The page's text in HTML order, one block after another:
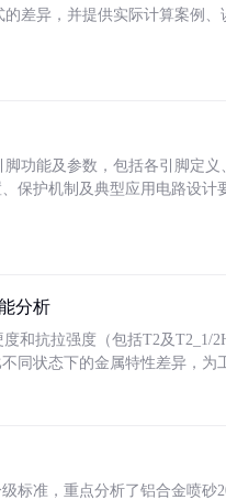
的差异，并提供实际计算案例
脚功能及参数，包括各引脚定
保护机制及典型应用电路设
分析
和抗拉强度（包括T2及T2_1/
同状态下的金属特性差异，为
标准，重点分析了铝合金喷砂